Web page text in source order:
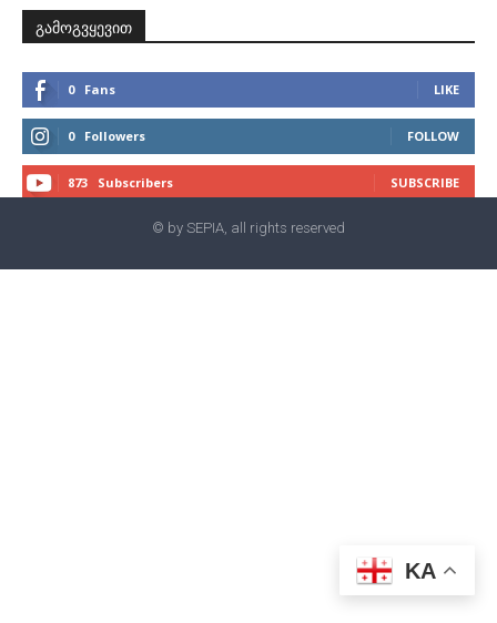
გამოგვყევით
0 Fans LIKE
0 Followers FOLLOW
873 Subscribers SUBSCRIBE
© by SEPIA, all rights reserved
KA